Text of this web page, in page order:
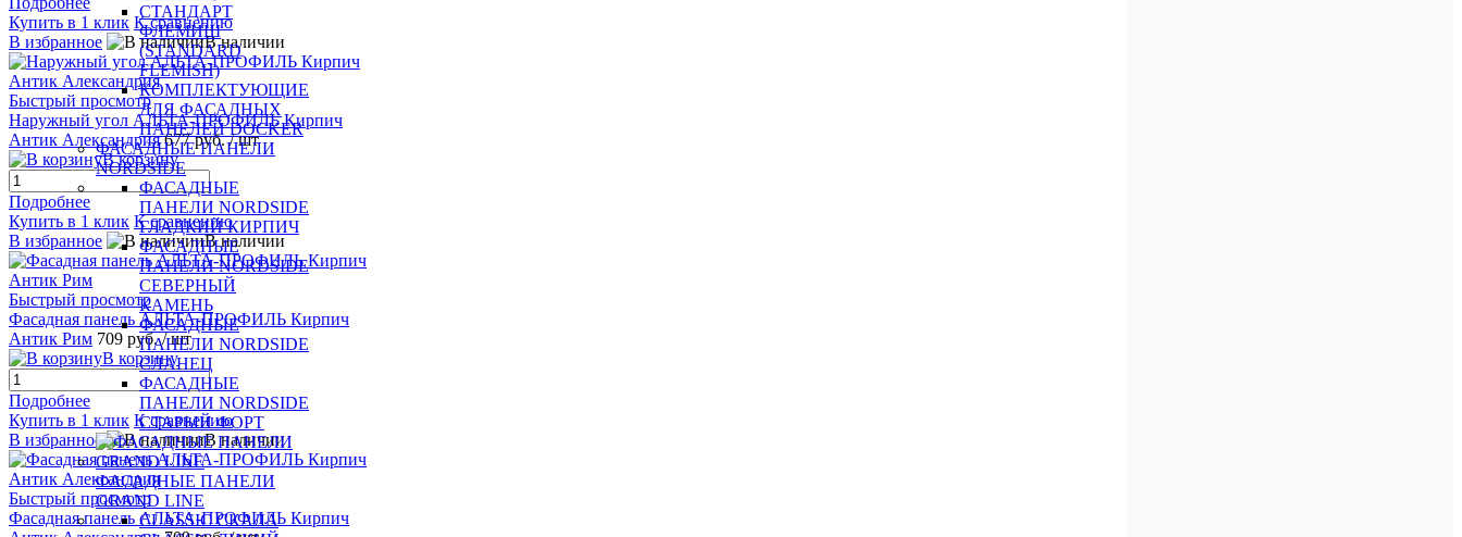
СТАНДАРТ
ФЛЕМИШ
(STANDARD
FLEMISH)
КОМПЛЕКТУЮЩИЕ
ДЛЯ ФАСАДНЫХ
ПАНЕЛЕЙ DOCKER
ФАСАДНЫЕ ПАНЕЛИ
NORDSIDE
ФАСАДНЫЕ
ПАНЕЛИ NORDSIDE
ГЛАДКИЙ КИРПИЧ
ФАСАДНЫЕ
ПАНЕЛИ NORDSIDE
СЕВЕРНЫЙ
КАМЕНЬ
ФАСАДНЫЕ
ПАНЕЛИ NORDSIDE
СЛАНЕЦ
ФАСАДНЫЕ
ПАНЕЛИ NORDSIDE
СТАРЫЙ ФОРТ
ФАСАДНЫЕ ПАНЕЛИ
GRAND LINE
CLASSIC СКАЛА
Купить в 1 клик К сравнению
В избранное
В наличии
Быстрый просмотр
Наружный угол АЛЬТА-ПРОФИЛЬ Кирпич
Антик Александрия 677 руб./ шт
В корзину
Подробнее
Купить в 1 клик К сравнению
В избранное
В наличии
Быстрый просмотр
Фасадная панель АЛЬТА-ПРОФИЛЬ Кирпич
Антик Рим 709 руб./ шт
В корзину
Подробнее
Купить в 1 клик К сравнению
В избранное
В наличии
Быстрый просмотр
Фасадная панель АЛЬТА-ПРОФИЛЬ Кирпич